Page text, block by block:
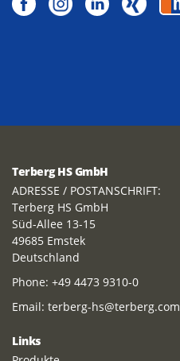
Terberg HS GmbH
ADRESSE / POSTANSCHRIFT:
Terberg HS GmbH
Süd-Allee 13-15
49685 Emstek
Deutschland
Phone: +49 4473 9310-0
Email: terberg-hs@terberg.com
Links